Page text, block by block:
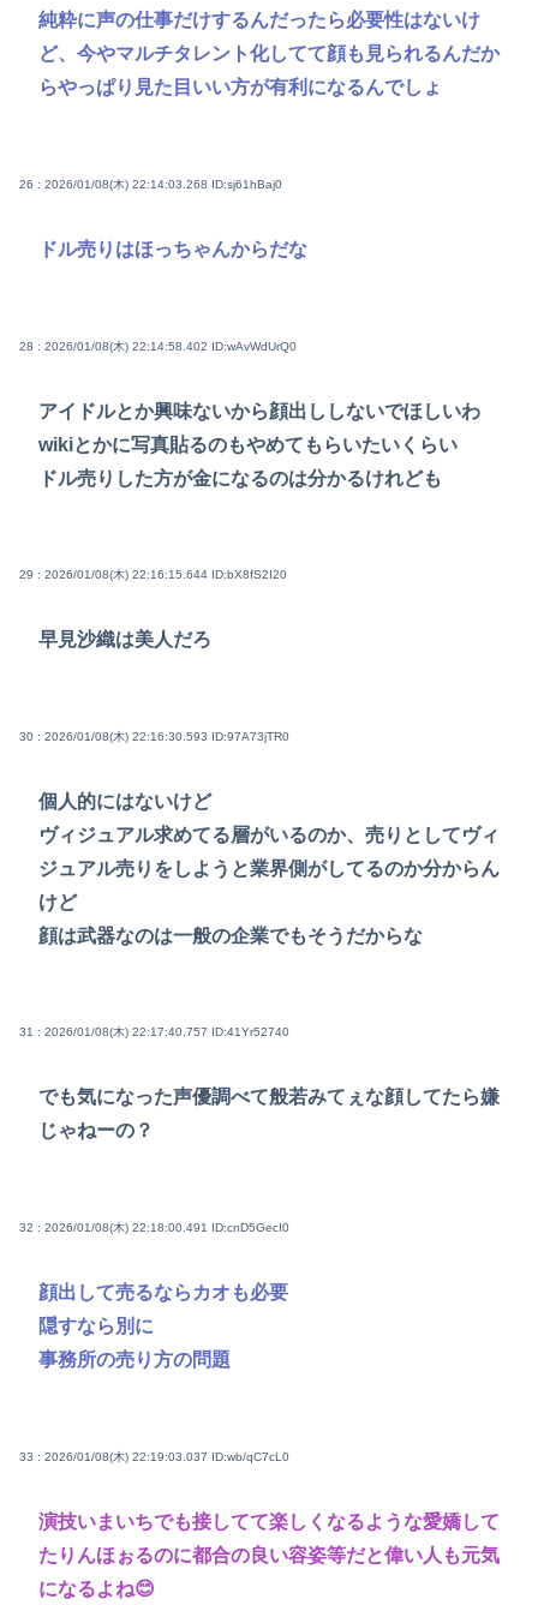
純粋に声の仕事だけするんだったら必要性はないけ
ど、今やマルチタレント化してて顔も見られるんだか
らやっぱり見た目いい方が有利になるんでしょ
26 : 2026/01/08(木) 22:14:03.268 ID:sj61hBaj0
ドル売りはほっちゃんからだな
28 : 2026/01/08(木) 22:14:58.402 ID:wAvWdUrQ0
アイドルとか興味ないから顔出ししないでほしいわ
wikiとかに写真貼るのもやめてもらいたいくらい
ドル売りした方が金になるのは分かるけれども
29 : 2026/01/08(木) 22:16:15.644 ID:bX8fS2I20
早見沙織は美人だろ
30 : 2026/01/08(木) 22:16:30.593 ID:97A73jTR0
個人的にはないけど
ヴィジュアル求めてる層がいるのか、売りとしてヴィ
ジュアル売りをしようと業界側がしてるのか分からん
けど
顔は武器なのは一般の企業でもそうだからな
31 : 2026/01/08(木) 22:17:40.757 ID:41Yr52740
でも気になった声優調べて般若みてぇな顔してたら嫌
じゃねーの？
32 : 2026/01/08(木) 22:18:00.491 ID:cnD5GecI0
顔出して売るならカオも必要
隠すなら別に
事務所の売り方の問題
33 : 2026/01/08(木) 22:19:03.037 ID:wb/qC7cL0
演技いまいちでも接してて楽しくなるような愛嬌して
たりんほぉるのに都合の良い容姿等だと偉い人も元気
になるよね😊